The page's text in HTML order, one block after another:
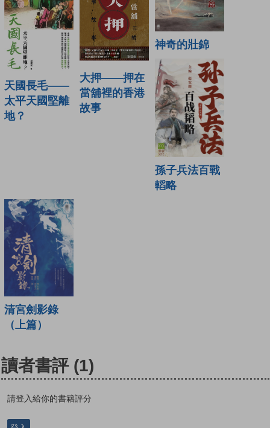
天國長毛——
太平天國堅離
地？
大押——押在
當舖裡的香港
故事
神奇的壯錦
孫子兵法百戰
轁略
清宮劍影錄
（上篇）
讀者書評 (1)
請登入給你的書籍評分